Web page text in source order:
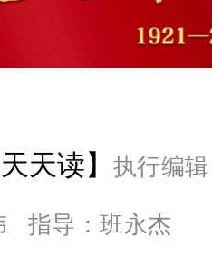
天读】 执行编
指导：班永杰